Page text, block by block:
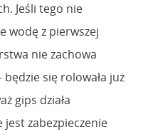
Jeśli tego nie
wodę z pierwszej
nie zachowa
się rolowała już
gips działa
zabezpieczenie